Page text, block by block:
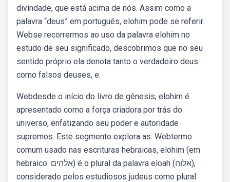
divindade, que está acima de nós. Assim como a
palavra “deus” em português, elohim pode se referir.
Webse recorrermos ao uso da palavra elohim no
estudo de seu significado, descobrimos que no seu
sentido próprio ela denota tanto o verdadeiro deus
como falsos deuses, e.
Webdesde o início do livro de gênesis, elohim é
apresentado como a força criadora por trás do
universo, enfatizando seu poder e autoridade
supremos. Este segmento explora as. Webtermo
comum usado nas escrituras hebraicas, elohim (em
hebraico: אלהים) é o plural da palavra eloah (אלוה),
considerado pelos estudiosos judeus como plural